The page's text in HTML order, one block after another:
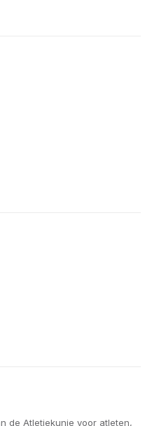
de Atletiekunie voor atleten,